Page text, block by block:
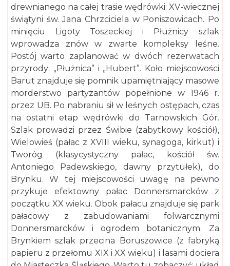
drewnianego na całej trasie wędrówki: XV-wiecznej
świątyni św. Jana Chrzciciela w Poniszowicach. Po
minięciu Ligoty Toszeckiej i Płużnicy szlak
wprowadza znów w zwarte kompleksy leśne.
Postój warto zaplanować w dwóch rezerwatach
przyrody: „Płużnica” i „Hubert”. Koło miejscowości
Barut znajduje się pomnik upamiętniający masowe
morderstwo partyzantów popełnione w 1946 r.
przez UB. Po nabraniu sił w leśnych ostępach, czas
na ostatni etap wędrówki do Tarnowskich Gór.
Szlak prowadzi przez Świbie (zabytkowy kościół),
Wielowieś (pałac z XVIII wieku, synagoga, kirkut) i
Tworóg (klasycystyczny pałac, kościół św.
Antoniego Padewskiego, dawny przytułek), do
Brynku. W tej miejscowości uwagę na pewno
przykuje efektowny pałac Donnersmarcków z
początku XX wieku. Obok pałacu znajduje się park
pałacowy z zabudowaniami folwarcznymi
Donnersmarcków i ogrodem botanicznym. Za
Brynkiem szlak przecina Boruszowice (z fabryką
papieru z przełomu XIX i XX wieku) i lasami dociera